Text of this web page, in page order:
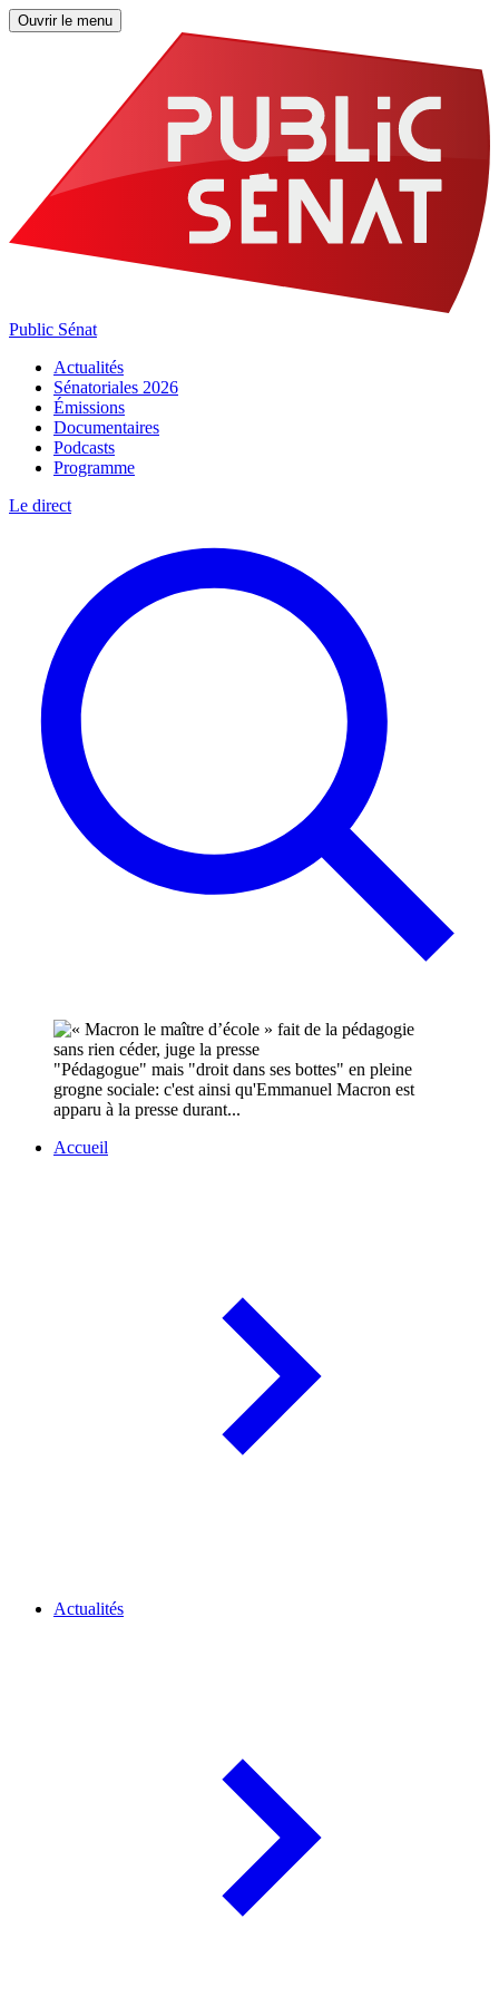
Ouvrir le menu
Public Sénat
Actualités
Sénatoriales 2026
Émissions
Documentaires
Podcasts
Programme
Le direct
"Pédagogue" mais "droit dans ses bottes" en pleine
grogne sociale: c'est ainsi qu'Emmanuel Macron est
apparu à la presse durant...
Accueil
Actualités